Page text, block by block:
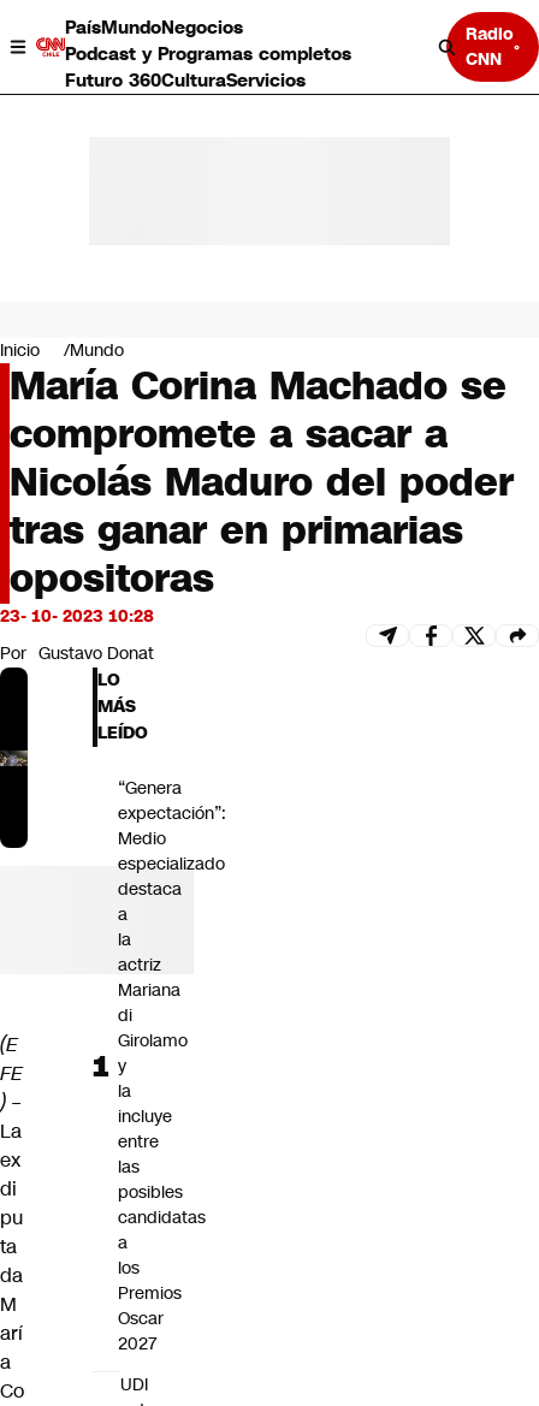
PaísMundoNegocios
Podcast y Programas completos
Futuro 360CulturaServicios
Radio
CNN
Negocios
Deportes
Programas completos
Cultura
Servicios
Bits
CNN tiempo
Futuro 360
Opinión
Inicio Mundo
María Corina Machado se
compromete a sacar a
Nicolás Maduro del poder
tras ganar en primarias
opositoras
23- 10- 2023 10:28
Por Gustavo Donat
(E
FE
) –
La
ex
di
pu
ta
da
M
arí
a
Co
LO
MÁS
LEÍDO
“Genera
expectación”:
Medio
especializado
destaca
a
la
actriz
Mariana
di
Girolamo
y
la
incluye
entre
las
posibles
candidatas
a
los
Premios
Oscar
2027
UDI